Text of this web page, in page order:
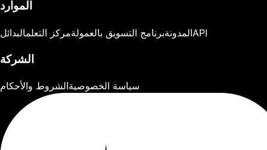
الموارد
المدونةبرنامج التسويق بالعمولةمركز التعلمالبدائل API
الشركة
سياسة الخصوصيةالشروط والأحكام